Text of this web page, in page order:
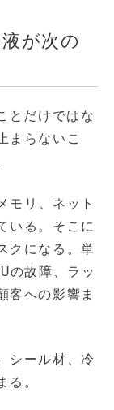
が次の
とだけではな
まらないこ
モリ、ネット
いる。そこに
クになる。単
の故障、ラッ
客への影響ま
シール材、冷
る。